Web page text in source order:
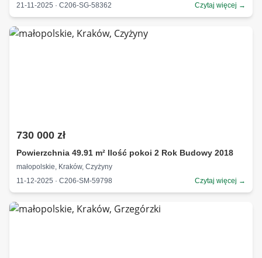
21-11-2025 · C206-SG-58362
Czytaj więcej →
730 000 zł
Powierzchnia 49.91 m² Ilość pokoi 2 Rok Budowy 2018
małopolskie, Kraków, Czyżyny
11-12-2025 · C206-SM-59798
Czytaj więcej →